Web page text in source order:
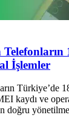
İşlemler
Türkiye’de
kaydı ve
doğru